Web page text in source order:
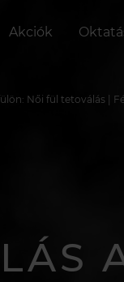
Akciók
Női fül tetoválás |